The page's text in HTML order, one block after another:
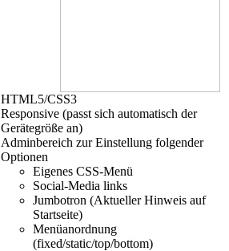
HTML5/CSS3
Responsive (passt sich automatisch der
Gerätegröße an)
Adminbereich zur Einstellung folgender
Optionen
Eigenes CSS-Menü
Social-Media links
Jumbotron (Aktueller Hinweis auf
Startseite)
Menüanordnung
(fixed/static/top/bottom)